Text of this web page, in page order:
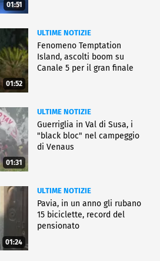
01:51
01:52
ULTIME NOTIZIE
Fenomeno Temptation
Island, ascolti boom su
Canale 5 per il gran finale
01:31
ULTIME NOTIZIE
Guerriglia in Val di Susa, i
"black bloc" nel campeggio
di Venaus
01:24
ULTIME NOTIZIE
Pavia, in un anno gli rubano
15 biciclette, record del
pensionato